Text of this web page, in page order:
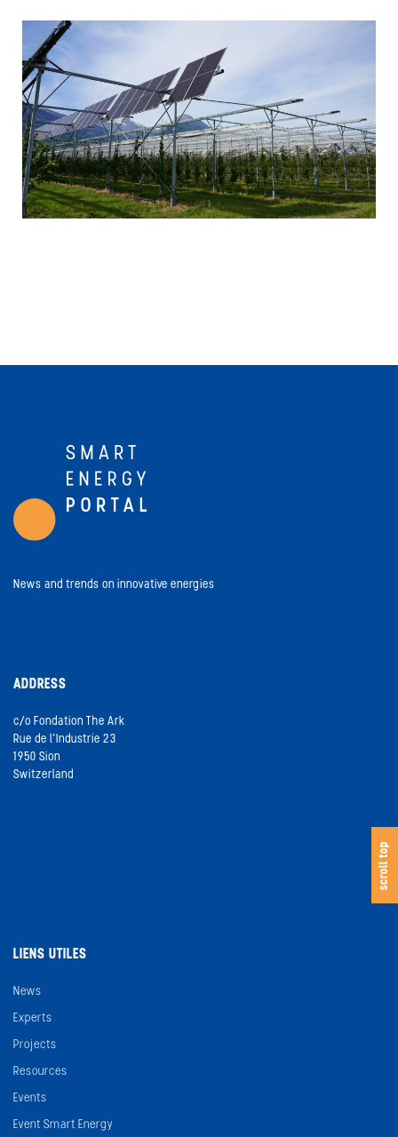
News and trends on innovative energies
ADDRESS
c/o Fondation The Ark
Rue de l’Industrie 23
1950 Sion
Switzerland
LIENS UTILES
News
Experts
Projects
Resources
Events
Event Smart Energy
scroll tops
c
o
l
l
t
o